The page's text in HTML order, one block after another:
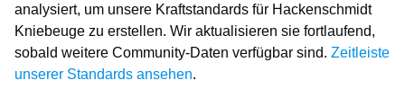
analysiert, um unsere Kraftstandards für Hackenschmidt
Kniebeuge zu erstellen. Wir aktualisieren sie fortlaufend,
sobald weitere Community-Daten verfügbar sind. Zeitleiste
unserer Standards ansehen.